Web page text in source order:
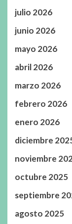
julio 2026
junio 2026
mayo 2026
abril 2026
marzo 2026
febrero 2026
enero 2026
diciembre
noviembre
octubre 2025
septiembre
agosto 2025